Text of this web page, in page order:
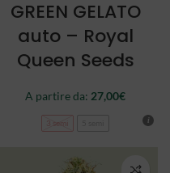
GREEN GELATO
auto – Royal
Queen Seeds
A partire da: 27,00€
3 semi